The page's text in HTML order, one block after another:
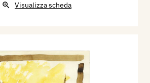
Visualizza scheda